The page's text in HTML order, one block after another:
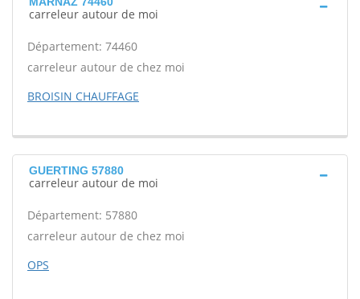
carreleur autour de moi
Département: 74460
carreleur autour de chez moi
BROISIN CHAUFFAGE
GUERTING 57880
carreleur autour de moi
Département: 57880
carreleur autour de chez moi
OPS